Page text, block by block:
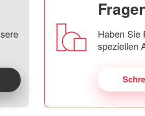
Haben Sie
speziellen